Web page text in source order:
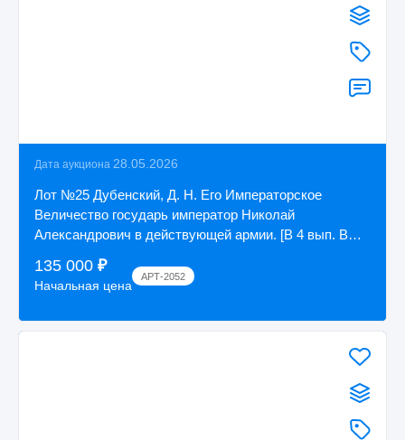
Дата аукциона 28.05.2026
Лот №25 Дубенский, Д. Н. Его Императорское
Величество государь император Николай
Александрович в действующей армии. [В 4 вып. Вып.
135 000 ₽
Начальная цена
АРТ-2052